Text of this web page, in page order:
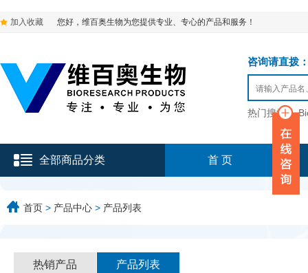
加入收藏 您好，维百奥生物为您提供专业、专心的产品和服务！
咨询请直拨
热门搜索：
全部商品分类 首 页
首页 > 产品中心 > 产品列表
热销产品 产品列表